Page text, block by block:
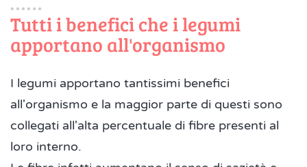
Tutti i benefici che i legumi
apportano all'organismo
I legumi apportano tantissimi benefici
all'organismo e la maggior parte di questi sono
collegati all'alta percentuale di fibre presenti al
loro interno.